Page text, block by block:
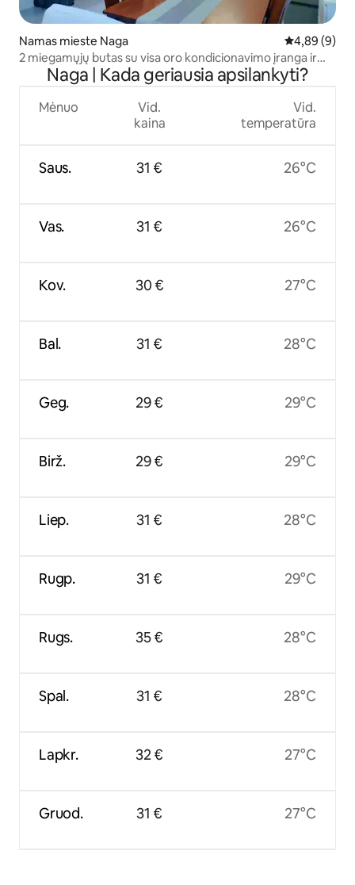
Namas mieste Naga Vidutinis
4,89 (9)
2 miegamųjų butas su visa oro kondicionavimo įranga ir
automobilių stovėjimo aikštele
Naga | Kada geriausia apsilankyti?
Mėnuo
Saus.
Vas.
Kov.
Bal.
Geg.
Birž.
Liep.
Rugp.
Rugs.
Spal.
Lapkr.
Gruod.
Vid.
kaina
31 €
31 €
30 €
31 €
29 €
29 €
31 €
31 €
35 €
31 €
32 €
31 €
Vid.
temperatūra
26°C
26°C
27°C
28°C
29°C
29°C
28°C
29°C
28°C
28°C
27°C
27°C